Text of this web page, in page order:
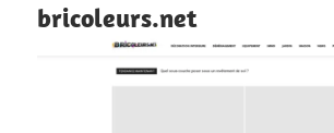
bricoleurs.net